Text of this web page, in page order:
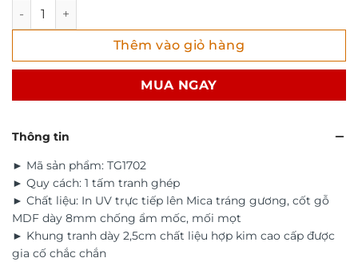
750.000 ₫
đến
1.500.000 ₫
Tranh lông vũ nghệ thuật trang trí phòng ngủ TG1702 số
Thêm vào giỏ hàng
MUA NGAY
Thông tin
► Mã sản phẩm: TG1702
► Quy cách: 1 tấm tranh ghép
► Chất liệu: In UV trực tiếp lên Mica tráng gương, cốt gỗ
MDF dày 8mm chống ẩm mốc, mối mọt
► Khung tranh dày 2,5cm chất liệu hợp kim cao cấp được
gia cố chắc chắn